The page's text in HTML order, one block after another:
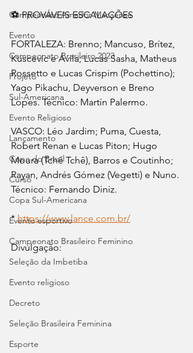
Campeonato Amador Macaense
Evento
Campeonato Brasileiro.2023
Projeto
Sul-Americana
Evento Religioso
Lançamento
Copa do Brasil
Curso
Copa Sul-Americana
Evento esportivo
Campeonato Brasileiro Feminino
Seleção da Imbetiba
Evento religioso
Decreto
Seleção Brasileira Feminina
Esporte
⚽ PROVÁVEIS ESCALAÇÕES
FORTALEZA: Brenno; Mancuso, Brítez,
Kuscevic e Ávila; Lucas Sasha, Matheus
Rossetto e Lucas Crispim (Pochettino);
Yago Pikachu, Deyverson e Breno
Lopes. Técnico: Martín Palermo.
VASCO: Léo Jardim; Puma, Cuesta,
Robert Renan e Lucas Piton; Hugo
Moura (Tchê Tchê), Barros e Coutinho;
Rayan, Andrés Gómez (Vegetti) e Nuno.
Técnico: Fernando Diniz.
* https://www.lance.com.br/
Divulgação: